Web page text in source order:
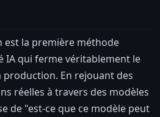
est la première méthode
IA qui ferme véritablement le
En rejouant des
réelles à travers des modèles
de "est-ce que ce modèle peut